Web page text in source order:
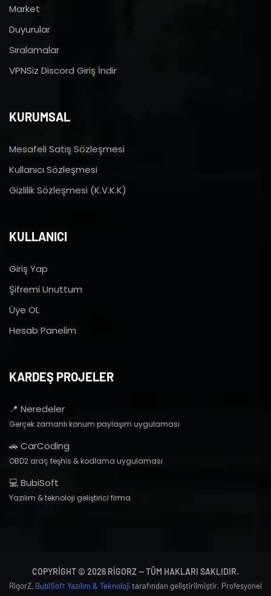
Market
Duyurular
Sıralamalar
VPNSiz Discord Giriş İndir
KURUMSAL
Mesafeli Satış Sözleşmesi
Kullanıcı Sözleşmesi
Gizlilik Sözleşmesi (K.V.K.K)
KULLANICI
Giriş Yap
Şifremi Unuttum
Üye OL
Hesab Panelim
KARDEŞ PROJELER
📍 Neredeler
Gerçek zamanlı konum paylaşım uygulaması
🚗 CarCoding
OBD2 araç teşhis & kodlama uygulaması
💻 BubiSoft
Yazılım & teknoloji geliştirici firma
COPYRIGHT © 2026 RIGORZ — TÜM HAKLARI SAKLIDIR.
RigorZ, BubiSoft Yazılım & Teknoloji tarafından geliştirilmiştir. Profesyonel